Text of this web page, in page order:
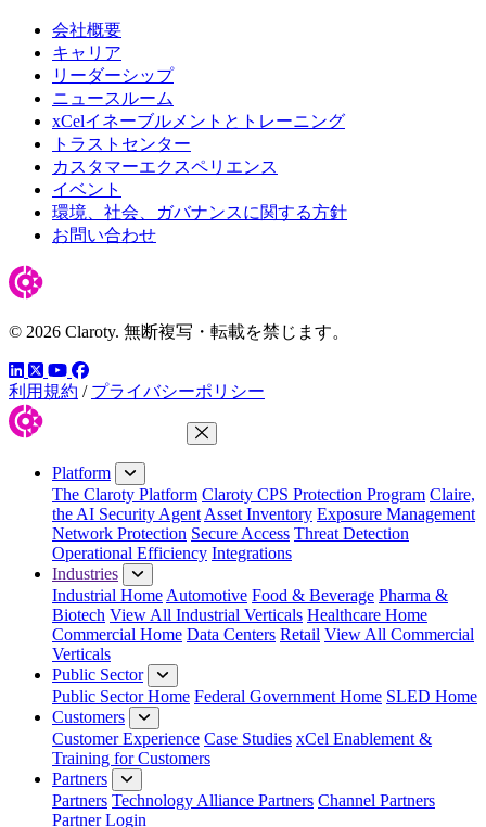
会社概要
キャリア
リーダーシップ
ニュースルーム
xCelイネーブルメントとトレーニング
トラストセンター
カスタマーエクスペリエンス
イベント
環境、社会、ガバナンスに関する方針
お問い合わせ
© 2026 Claroty. 無断複写・転載を禁じます。
LinkedIn
ツイッター
YouTube
Facebook
利用規約 / プライバシーポリシー
Close Menu
Platform
The Claroty Platform Claroty CPS Protection Program Claire,
the AI Security Agent Asset Inventory Exposure Management
Network Protection Secure Access Threat Detection
Operational Efficiency Integrations
Industries
Industrial Home Automotive Food & Beverage Pharma &
Biotech View All Industrial Verticals Healthcare Home
Commercial Home Data Centers Retail View All Commercial
Verticals
Public Sector
Public Sector Home Federal Government Home SLED Home
Customers
Customer Experience Case Studies xCel Enablement &
Training for Customers
Partners
Partners Technology Alliance Partners Channel Partners
Partner Login